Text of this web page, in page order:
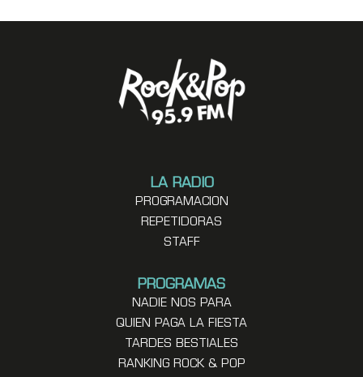
LA RADIO
PROGRAMACION
REPETIDORAS
STAFF
PROGRAMAS
NADIE NOS PARA
QUIEN PAGA LA FIESTA
TARDES BESTIALES
RANKING ROCK & POP